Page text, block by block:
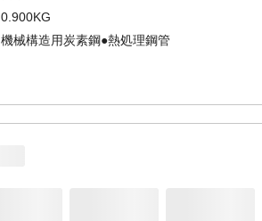
0.900KG
機械構造用炭素鋼●熱処理鋼管